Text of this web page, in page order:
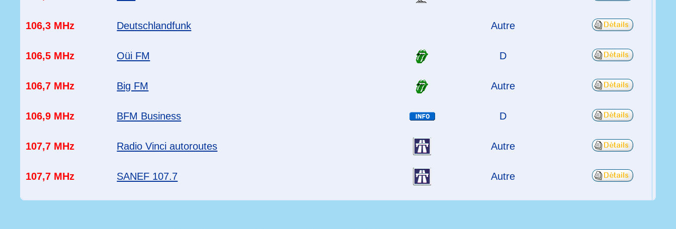
106,3 MHz Deutschlandfunk Autre
106,5 MHz Oüi FM D
106,7 MHz Big FM Autre
106,9 MHz BFM Business D
107,7 MHz Radio Vinci autoroutes Autre
107,7 MHz SANEF 107.7 Autre